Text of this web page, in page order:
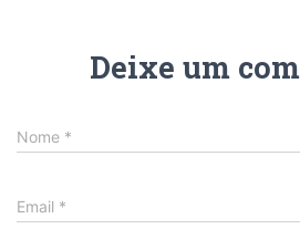
Deixe um
Nome *
Email *